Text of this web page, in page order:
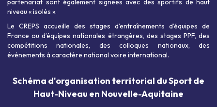
partenariat sont également signées avec des sportifs de haut
niveau « isolés ».
Le CREPS accueille des stages d’entraînements d’équipes de
France ou d’équipes nationales étrangères, des stages PPF, des
compétitions nationales, des colloques nationaux, des
événements à caractère national voire international.
Schéma d'organisation territorial du Sport de
Haut-Niveau en Nouvelle-Aquitaine